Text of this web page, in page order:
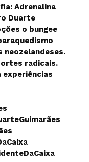
Adrenalina
Duarte
o bungee
neozelandeses.
radicais.
experiências